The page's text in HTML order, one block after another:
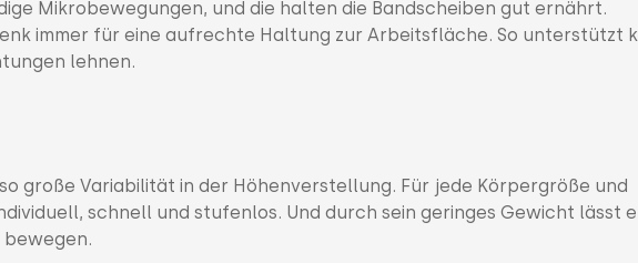
Mikrobewegungen, und die halten die Bandscheiben gut ernährt.
immer für eine aufrechte Haltung zur Arbeitsfläche. So unterstützt
lehnen.
große Variabilität in der Höhenverstellung. Für jede Körpergröße und
schnell und stufenlos. Und durch sein geringes Gewicht lässt
bewegen.